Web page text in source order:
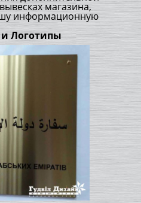
магазина,
информационную
Логотипы